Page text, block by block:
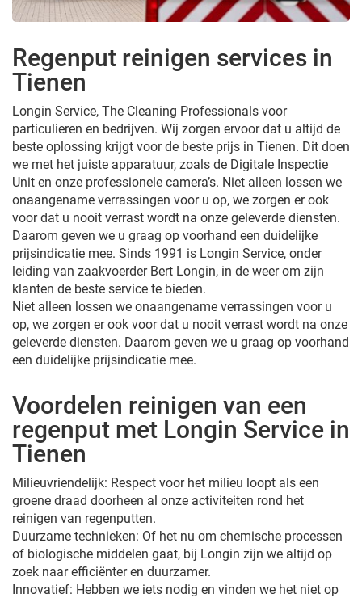
Regenput reinigen services in
Tienen
Longin Service, The Cleaning Professionals voor
particulieren en bedrijven. Wij zorgen ervoor dat u altijd de
beste oplossing krijgt voor de beste prijs in Tienen. Dit doen
we met het juiste apparatuur, zoals de Digitale Inspectie
Unit en onze professionele camera’s. Niet alleen lossen we
onaangename verrassingen voor u op, we zorgen er ook
voor dat u nooit verrast wordt na onze geleverde diensten.
Daarom geven we u graag op voorhand een duidelijke
prijsindicatie mee. Sinds 1991 is Longin Service, onder
leiding van zaakvoerder Bert Longin, in de weer om zijn
klanten de beste service te bieden.
Niet alleen lossen we onaangename verrassingen voor u
op, we zorgen er ook voor dat u nooit verrast wordt na onze
geleverde diensten. Daarom geven we u graag op voorhand
een duidelijke prijsindicatie mee.
Voordelen reinigen van een
regenput met Longin Service in
Tienen
Milieuvriendelijk: Respect voor het milieu loopt als een
groene draad doorheen al onze activiteiten rond het
reinigen van regenputten.
Duurzame technieken: Of het nu om chemische processen
of biologische middelen gaat, bij Longin zijn we altijd op
zoek naar efficiënter en duurzamer.
Innovatief: Hebben we iets nodig en vinden we het niet op